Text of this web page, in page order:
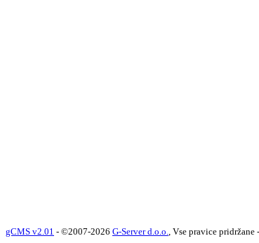
gCMS v2.01 - ©2007-2026 G-Server d.o.o., Vse pravice pridržane